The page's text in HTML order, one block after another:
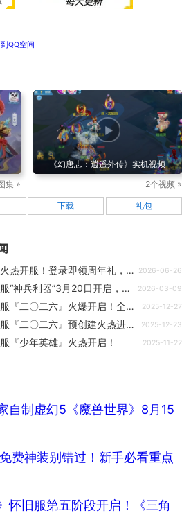
QQ空间
集 »
《幻唐志：逍遥外传》实机视频
2个视频 »
下载 礼包
周年大服【周年·华章】现已火热开服！登录即领周年礼，福利加码，助力少侠轻松百级！ 2026-06-26
《幻唐志:逍遥外传》主题大服“神兵利器”3月20日开启，全新内容首次曝光！ 2026-03-09
《幻唐志:逍遥外传》元旦大服『二〇二六』火爆开启！全新神兽龙马登场！ 2025-12-27
《幻唐志:逍遥外传》元旦大服『二〇二六』预创建火热进行中！超多专属好礼等你来领！ 2025-12-23
『少年英雄』火热开启！ 2025-11-22
自制虚幻5《魔兽世界》8月15
费神装别错过！新手必看重点
怀旧服第五阶段开启！《三角